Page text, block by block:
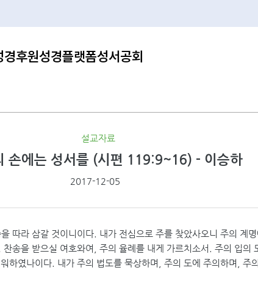
경후원성경플랫폼성서공회
설교자료
손에는 성서를 (시편 119:9~16) - 이승하
2017-12-05
따라 삼갈 것이니이다. 내가 전심으로 주를 찾았사오니 주의 계
송을 받으실 여호와여, 주의 율례를 내게 가르치소서. 주의 입의
하였나이다. 내가 주의 법도를 묵상하며, 주의 도에 주의하며, 주